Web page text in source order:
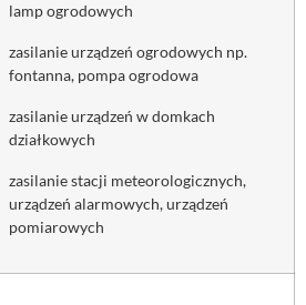
lamp ogrodowych
zasilanie urządzeń ogrodowych np.
fontanna, pompa ogrodowa
zasilanie urządzeń w domkach
działkowych
zasilanie stacji meteorologicznych,
urządzeń alarmowych, urządzeń
pomiarowych